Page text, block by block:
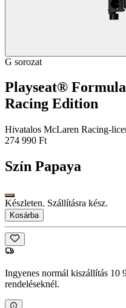
G sorozat
Playseat®
Racing Edition
Hivatalos McLaren Racing-
274 990 Ft
Szín Papaya
Készleten. Szállításra kész.
Kosárba
Ingyenes normál kiszállítás 10
rendeléseknél.